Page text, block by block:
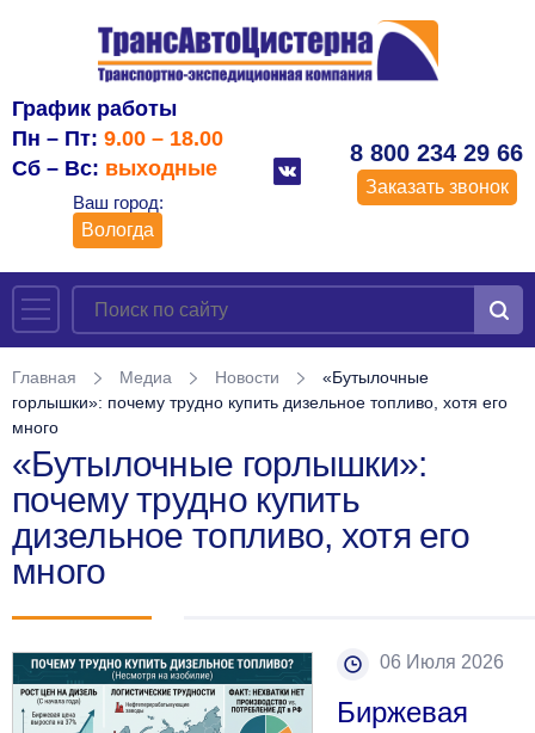
График работы
Пн – Пт: 9.00 – 18.00
Сб – Вс: выходные
Ваш город:
Вологда
8 800 234 29 66
Заказать звонок
Главная Медиа Новости
«Бутылочные
горлышки»: почему трудно купить дизельное топливо, хотя его
много
«Бутылочные горлышки»:
почему трудно купить
дизельное топливо, хотя его
много
06 Июля 2026
Биржевая